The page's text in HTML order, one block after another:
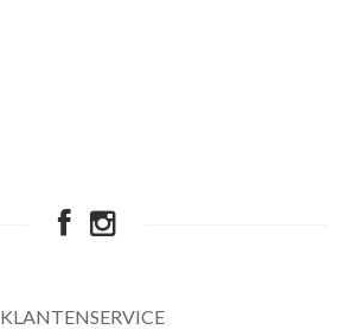
KLANTENSERVICE